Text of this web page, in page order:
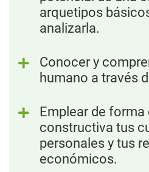
arquetipos
analizarla.
Conocer y
humano a través
Emplear de
constructiva tus
personales y tus
económicos.